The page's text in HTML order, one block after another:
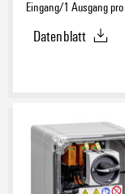
Überspannungsschutz
Anzahl der Eingänge
Eingang/1 Ausgang
Datenblatt